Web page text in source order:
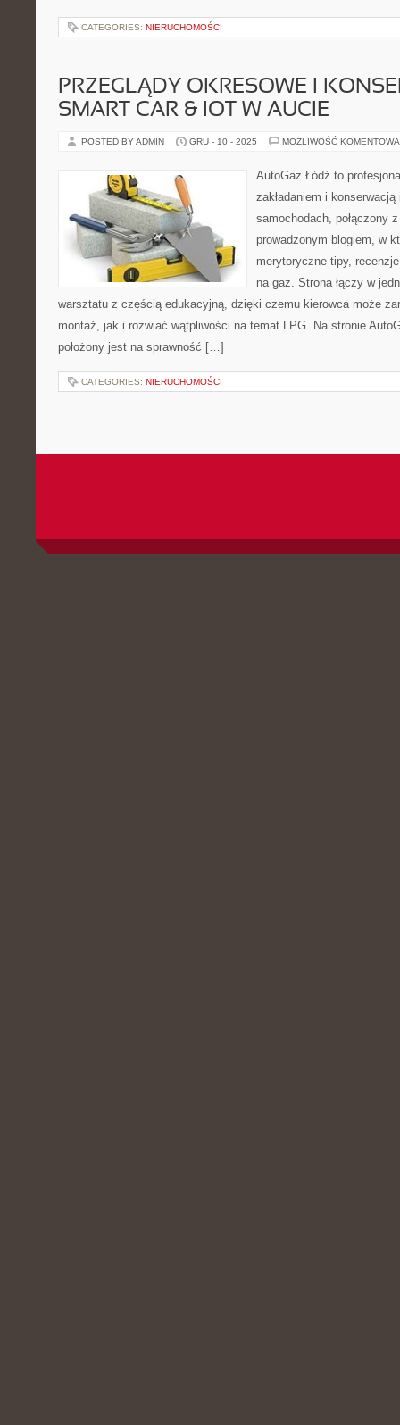
CATEGORIES: NIERUCHOMOŚCI
PRZEGLĄDY OKRESOWE I
SMART CAR & IOT W AUCIE
POSTED BY ADMIN GRU - 10 - 2025 MOŻLIWOŚĆ
AutoGaz Łódź to
zakładaniem i
samochodach, połączony
prowadzonym blogiem, w
merytoryczne tipy,
na gaz. Strona łączy w
warsztatu z częścią edukacyjną, dzięki czemu kierowca może
montaż, jak i rozwiać wątpliwości na temat LPG. Na stronie
położony jest na sprawność […]
CATEGORIES: NIERUCHOMOŚCI